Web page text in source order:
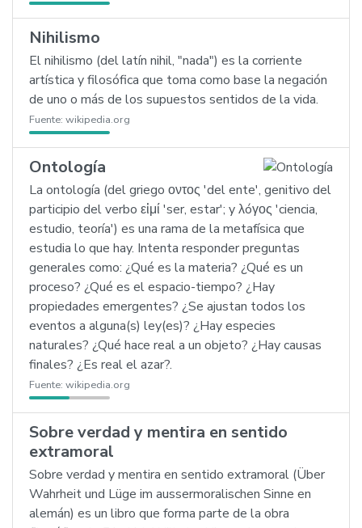
Nihilismo
El nihilismo (del latín nihil, "nada") es la corriente
artística y filosófica que toma como base la negación
de uno o más de los supuestos sentidos de la vida.
Fuente: wikipedia.org
Ontología
La ontología (del griego οντος 'del ente', genitivo del
participio del verbo εἰμί 'ser, estar'; y λóγος 'ciencia,
estudio, teoría') es una rama de la metafísica que
estudia lo que hay. Intenta responder preguntas
generales como: ¿Qué es la materia? ¿Qué es un
proceso? ¿Qué es el espacio-tiempo? ¿Hay
propiedades emergentes? ¿Se ajustan todos los
eventos a alguna(s) ley(es)? ¿Hay especies
naturales? ¿Qué hace real a un objeto? ¿Hay causas
finales? ¿Es real el azar?.
Fuente: wikipedia.org
Sobre verdad y mentira en sentido
extramoral
Sobre verdad y mentira en sentido extramoral (Über
Wahrheit und Lüge im aussermoralischen Sinne en
alemán) es un libro que forma parte de la obra